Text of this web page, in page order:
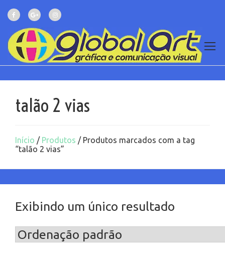
talão 2 vias
Início / Produtos / Produtos marcados com a tag
“talão 2 vias”
Exibindo um único resultado